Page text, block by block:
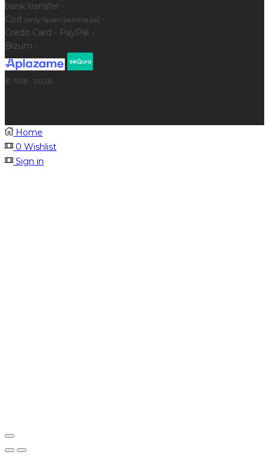
bank transfer -
Cod (only Spain peninsula) -
Credit Card - PayPal -
Bizum -
© 1998 - 2026
Home
0 Wishlist
Sign in